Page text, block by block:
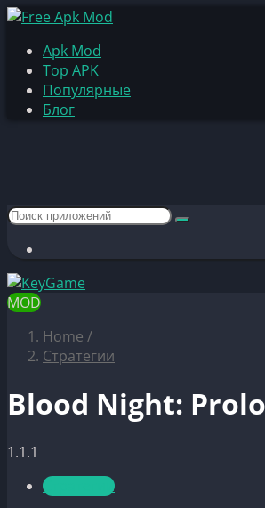
Apk Mod
Top APK
Популярные
Блог
MOD
Home /
Стратегии
Blood Night:
1.1.1
Стратегии